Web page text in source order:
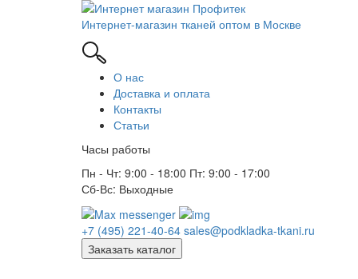
Интернет-магазин тканей оптом в Москве
О нас
Доставка и оплата
Контакты
Статьи
Часы работы
Пн - Чт: 9:00 - 18:00 Пт: 9:00 - 17:00
Сб-Вс: Выходные
+7 (495) 221-40-64 sales@podkladka-tkani.ru
Заказать каталог